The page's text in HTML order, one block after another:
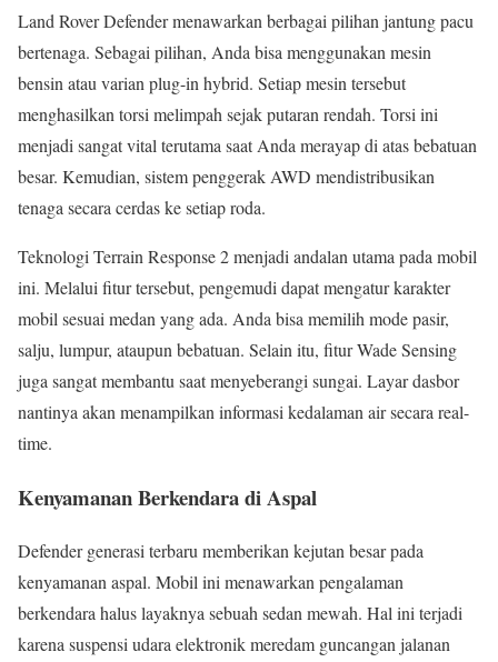
Land Rover Defender menawarkan berbagai pilihan jantung pacu
bertenaga. Sebagai pilihan, Anda bisa menggunakan mesin
bensin atau varian plug-in hybrid. Setiap mesin tersebut
menghasilkan torsi melimpah sejak putaran rendah. Torsi ini
menjadi sangat vital terutama saat Anda merayap di atas bebatuan
besar. Kemudian, sistem penggerak AWD mendistribusikan
tenaga secara cerdas ke setiap roda.
Teknologi Terrain Response 2 menjadi andalan utama pada mobil
ini. Melalui fitur tersebut, pengemudi dapat mengatur karakter
mobil sesuai medan yang ada. Anda bisa memilih mode pasir,
salju, lumpur, ataupun bebatuan. Selain itu, fitur Wade Sensing
juga sangat membantu saat menyeberangi sungai. Layar dasbor
nantinya akan menampilkan informasi kedalaman air secara real-
time.
Kenyamanan Berkendara di Aspal
Defender generasi terbaru memberikan kejutan besar pada
kenyamanan aspal. Mobil ini menawarkan pengalaman
berkendara halus layaknya sebuah sedan mewah. Hal ini terjadi
karena suspensi udara elektronik meredam guncangan jalanan